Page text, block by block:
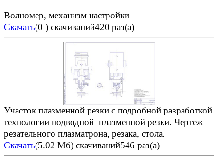
Волномер, механизм настройки
Скачать(0 ) скачиваний420 раз(а)
Участок плазменной резки с подробной разработкой
технологии подводной плазменной резки. Чертеж
резательного плазматрона, резака, стола.
Скачать(5.02 Мб) скачиваний546 раз(а)